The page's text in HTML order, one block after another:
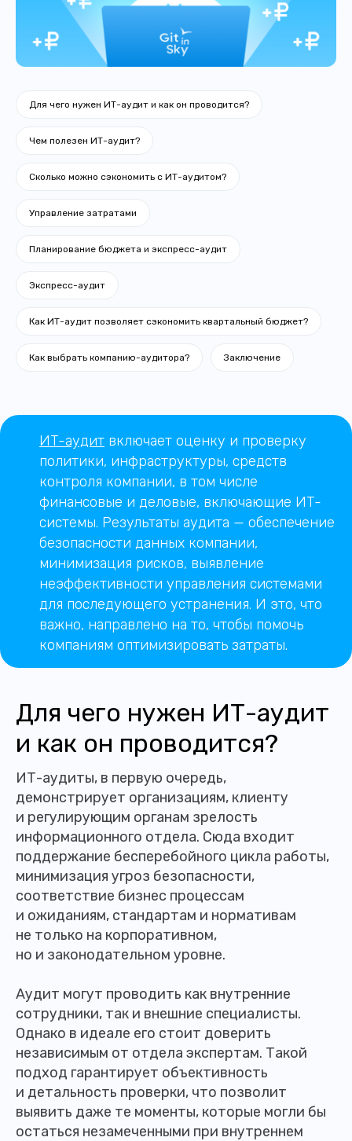
Для чего нужен ИТ-аудит и как он проводится?
Чем полезен ИТ-аудит?
Сколько можно сэкономить с ИТ-аудитом?
Управление затратами
Планирование бюджета и экспресс-аудит
Экспресс-аудит
Как ИТ-аудит позволяет сэкономить квартальный бюджет?
Как выбрать компанию-аудитора? Заключение
ИТ-аудит включает оценку и проверку
политики, инфраструктуры, средств
контроля компании, в том числе
финансовые и деловые, включающие ИТ-
системы. Результаты аудита — обеспечение
безопасности данных компании,
минимизация рисков, выявление
неэффективности управления системами
для последующего устранения. И это, что
важно, направлено на то, чтобы помочь
компаниям оптимизировать затраты.
Для чего нужен ИТ-аудит
и как он проводится?
ИТ-аудиты, в первую очередь,
демонстрирует организациям, клиенту
и регулирующим органам зрелость
информационного отдела. Сюда входит
поддержание бесперебойного цикла работы,
минимизация угроз безопасности,
соответствие бизнес процессам
и ожиданиям, стандартам и нормативам
не только на корпоративном,
но и законодательном уровне.
Аудит могут проводить как внутренние
сотрудники, так и внешние специалисты.
Однако в идеале его стоит доверить
независимым от отдела экспертам. Такой
подход гарантирует объективность
и детальность проверки, что позволит
выявить даже те моменты, которые могли бы
остаться незамеченными при внутреннем